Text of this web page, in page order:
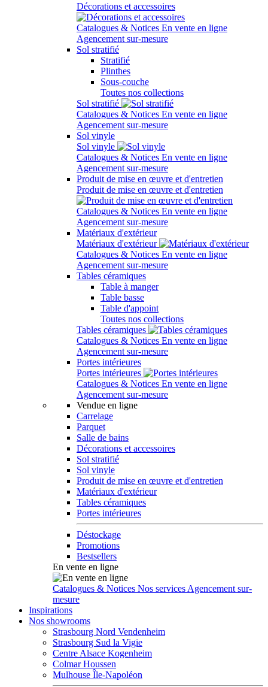
Décorations et accessoires
Catalogues & Notices En vente en ligne
Agencement sur-mesure
Sol stratifié
Stratifié
Plinthes
Sous-couche
Toutes nos collections
Sol stratifié
Catalogues & Notices En vente en ligne
Agencement sur-mesure
Sol vinyle
Sol vinyle
Catalogues & Notices En vente en ligne
Agencement sur-mesure
Produit de mise en œuvre et d'entretien
Produit de mise en œuvre et d'entretien
Catalogues & Notices En vente en ligne
Agencement sur-mesure
Matériaux d'extérieur
Matériaux d'extérieur
Catalogues & Notices En vente en ligne
Agencement sur-mesure
Tables céramiques
Table à manger
Table basse
Table d'appoint
Toutes nos collections
Tables céramiques
Catalogues & Notices En vente en ligne
Agencement sur-mesure
Portes intérieures
Portes intérieures
Catalogues & Notices En vente en ligne
Agencement sur-mesure
Vendue en ligne
Carrelage
Parquet
Salle de bains
Décorations et accessoires
Sol stratifié
Sol vinyle
Produit de mise en œuvre et d'entretien
Matériaux d'extérieur
Tables céramiques
Portes intérieures
Déstockage
Promotions
Bestsellers
En vente en ligne
Catalogues & Notices Nos services Agencement sur-
mesure
Inspirations
Nos showrooms
Strasbourg Nord Vendenheim
Strasbourg Sud la Vigie
Centre Alsace Kogenheim
Colmar Houssen
Mulhouse Île-Napoléon